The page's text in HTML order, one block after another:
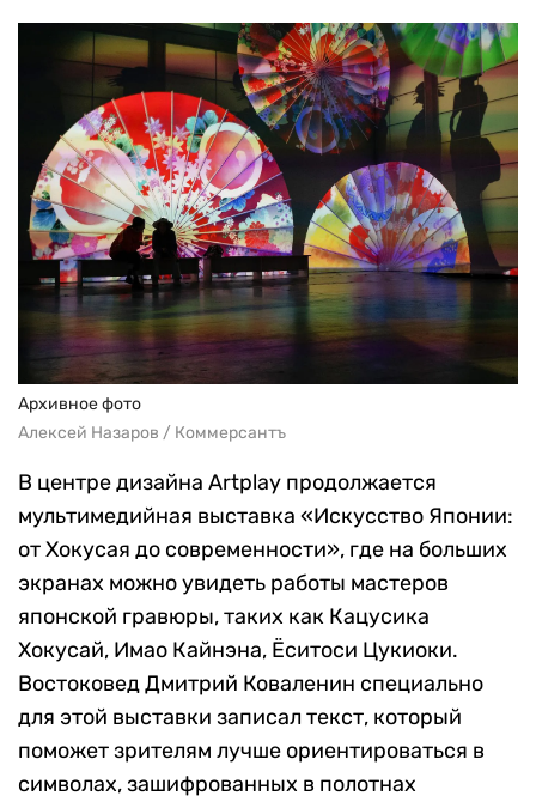
Архивное фото
Алексей Назаров / Коммерсантъ
В центре дизайна Artplay продолжается
мультимедийная выставка «Искусство Японии:
от Хокусая до современности», где на больших
экранах можно увидеть работы мастеров
японской гравюры, таких как Кацусика
Хокусай, Имао Кайнэна, Ёситоси Цукиоки.
Востоковед Дмитрий Коваленин специально
для этой выставки записал текст, который
поможет зрителям лучше ориентироваться в
символах, зашифрованных в полотнах